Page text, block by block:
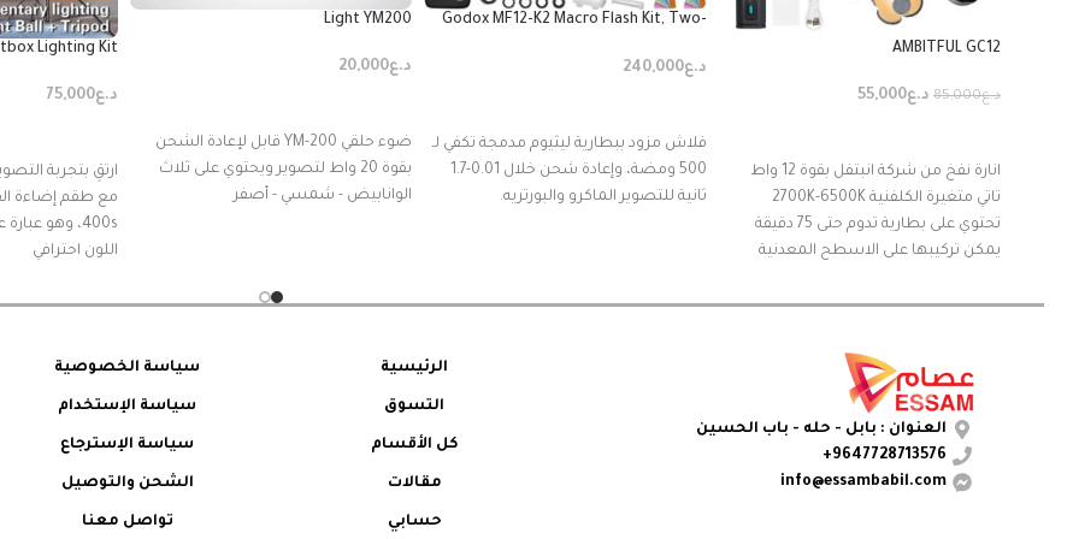
AMBITFUL GC12
د.ع85,000 د.ع55,000
انارة نفخ من شركة انبتفل بقوة 12 واط
تاتي متغيرة الكلفنية 2700K-6500K
تحتوي على بطارية تدوم حتى 75 دقيقة
يمكن تركيبها على الاسطح المعدنية
تكون مقاومة للماء
Godox MF12-K2 Macro Flash Kit, Two-
د.ع240,000
فلاش مزود ببطارية ليثيوم مدمجة تكفي لـ
500 ومضة، وإعادة شحن خلال 0.01-1.7
ثانية للتصوير الماكرو والبورتريه.
Light YM200
د.ع20,000
ضوء حلقي YM-200 قابل لإعادة الشحن
بقوة 20 واط لتصوير ويحتوي على ثلاث
الوانابيض - شمسي - أصفر
Lighting Kit
د.ع75,000
ارتقِ بتجربة
اللون احترافي
العنوان : بابل - حله - باب الحسين
9647728713576+
info@essambabil.com
الرئيسية
التسوق
كل الأقسام
مقالات
حسابي
سياسة الخصوصية
سياسة الإستخدام
سياسة الإسترجاع
الشحن والتوصيل
تواصل معنا